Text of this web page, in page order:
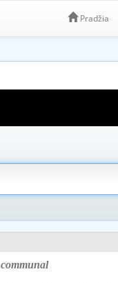
Pradžia
communal